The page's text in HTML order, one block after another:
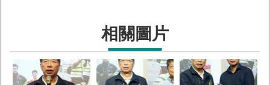
回
首
頁
相關圖片